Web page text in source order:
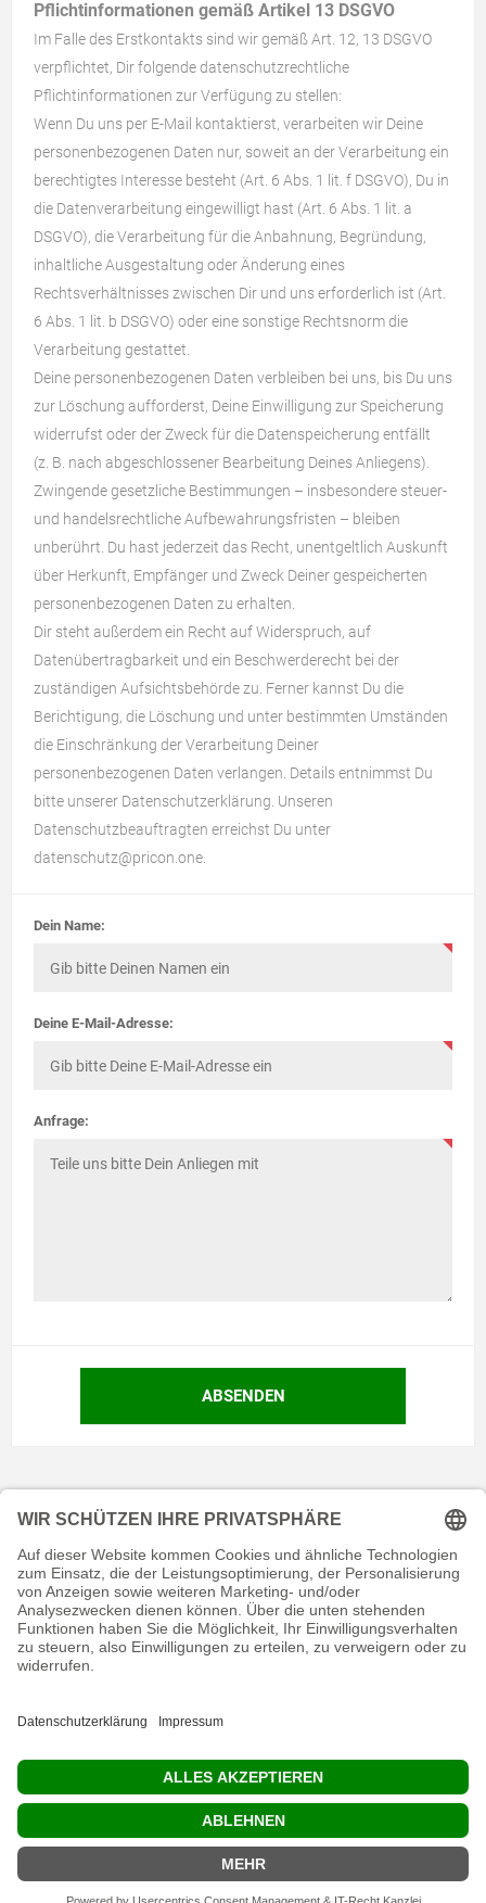
Pflichtinformationen gemäß Artikel 13 DSGVO
Im Falle des Erstkontakts sind wir gemäß Art. 12, 13 DSGVO
verpflichtet, Dir folgende datenschutzrechtliche
Pflichtinformationen zur Verfügung zu stellen:
Wenn Du uns per E-Mail kontaktierst, verarbeiten wir Deine
personenbezogenen Daten nur, soweit an der Verarbeitung ein
berechtigtes Interesse besteht (Art. 6 Abs. 1 lit. f DSGVO), Du in
die Datenverarbeitung eingewilligt hast (Art. 6 Abs. 1 lit. a
DSGVO), die Verarbeitung für die Anbahnung, Begründung,
inhaltliche Ausgestaltung oder Änderung eines
Rechtsverhältnisses zwischen Dir und uns erforderlich ist (Art.
6 Abs. 1 lit. b DSGVO) oder eine sonstige Rechtsnorm die
Verarbeitung gestattet.
Deine personenbezogenen Daten verbleiben bei uns, bis Du uns
zur Löschung aufforderst, Deine Einwilligung zur Speicherung
widerrufst oder der Zweck für die Datenspeicherung entfällt
(z. B. nach abgeschlossener Bearbeitung Deines Anliegens).
Zwingende gesetzliche Bestimmungen – insbesondere steuer-
und handelsrechtliche Aufbewahrungsfristen – bleiben
unberührt. Du hast jederzeit das Recht, unentgeltlich Auskunft
über Herkunft, Empfänger und Zweck Deiner gespeicherten
personenbezogenen Daten zu erhalten.
Dir steht außerdem ein Recht auf Widerspruch, auf
Datenübertragbarkeit und ein Beschwerderecht bei der
zuständigen Aufsichtsbehörde zu. Ferner kannst Du die
Berichtigung, die Löschung und unter bestimmten Umständen
die Einschränkung der Verarbeitung Deiner
personenbezogenen Daten verlangen. Details entnimmst Du
bitte unserer Datenschutzerklärung . Unseren
Datenschutzbeauftragten erreichst Du unter
datenschutz@pricon.one
Dein Name:
Deine E-Mail-Adresse:
Anfrage:
KONTAKT
RECHTLICHES
INFORMATIVES
MEIN KONTO